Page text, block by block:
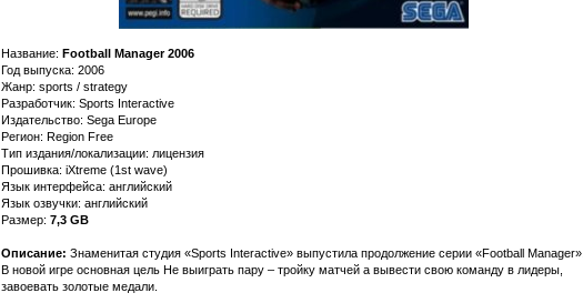
Название: Football Manager 2006
Год выпуска: 2006
Жанр: sports / strategy
Разработчик: Sports Interactive
Издательство: Sega Europe
Регион: Region Free
Тип издания/локализации: лицензия
Прошивка: iXtreme (1st wave)
Язык интерфейса: английский
Язык озвучки: английский
Размер: 7,3 GB
Описание: Знаменитая студия «Sports Interactive» выпустила продолжение серии «Football Manager».
В новой игре основная цель Не выиграть пару – тройку матчей а вывести свою команду в лидеры,
завоевать золотые медали.